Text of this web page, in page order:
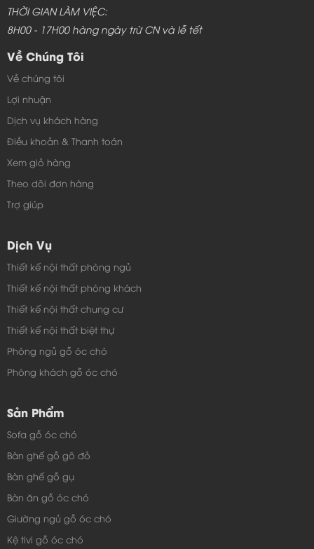
THỜI GIAN LÀM VIỆC:
8H00 - 17H00 hàng ngày trừ CN và lễ tết
Về Chúng Tôi
Về chúng tôi
Lợi nhuận
Dịch vụ khách hàng
Điều khoản & Thanh toán
Xem giỏ hàng
Theo dõi đơn hàng
Trợ giúp
Dịch Vụ
Thiết kế nội thất phòng ngủ
Thiết kế nội thất phòng khách
Thiết kế nội thất chung cư
Thiết kế nội thất biệt thự
Phòng ngủ gỗ óc chó
Phòng khách gỗ óc chó
Sản Phẩm
Sofa gỗ óc chó
Bàn ghế gỗ gõ đỏ
Bàn ghế gỗ gụ
Bàn ăn gỗ óc chó
Giường ngủ gỗ óc chó
Kệ tivi gỗ óc chó